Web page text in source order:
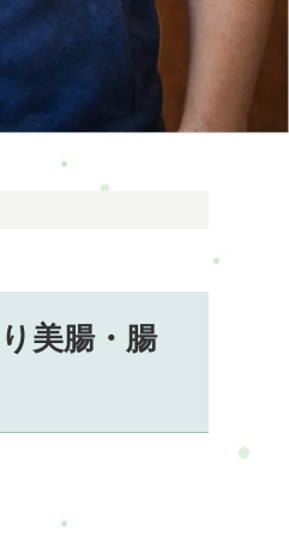
美腸・腸